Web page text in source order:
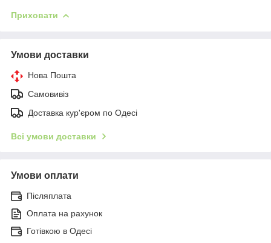
Приховати
Умови доставки
Нова Пошта
Самовивіз
Доставка кур'єром по Одесі
Всі умови доставки
Умови оплати
Післяплата
Оплата на рахунок
Готівкою в Одесі